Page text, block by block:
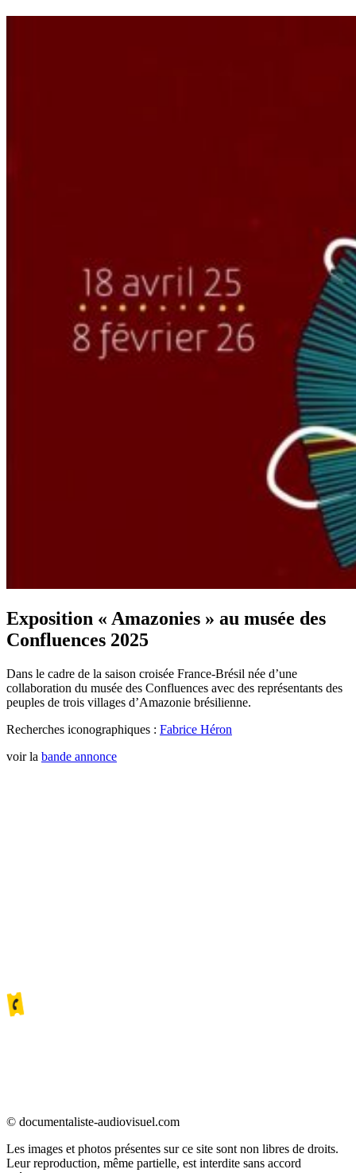
Exposition « Amazonies » au musée des
Confluences 2025
Dans le cadre de la saison croisée France-Brésil née d’une
collaboration du musée des Confluences avec des représentants des
peuples de trois villages d’Amazonie brésilienne.
Recherches iconographiques : Fabrice Héron
voir la bande annonce
© documentaliste-audiovisuel.com
Les images et photos présentes sur ce site sont non libres de droits.
Leur reproduction, même partielle, est interdite sans accord